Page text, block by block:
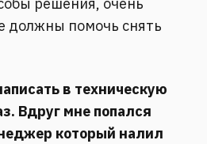
должны помочь снять
в техническую
Вдруг мне попался
который налил